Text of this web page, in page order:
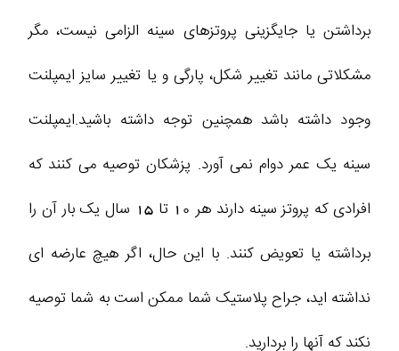
برداشتن یا جایگزینی پروتزهای سینه الزامی نیست، مگر
مشکلاتی مانند تغییر شکل، پارگی و یا تغییر سایز ایمپلنت
وجود داشته باشد همچنین توجه داشته باشید.ایمپلنت
سینه یک عمر دوام نمی آورد. پزشکان توصیه می کنند که
افرادی که پروتز سینه دارند هر 10 تا 15 سال یک بار آن را
برداشته یا تعویض کنند. با این حال، اگر هیچ عارضه ای
نداشته اید، جراح پلاستیک شما ممکن است به شما توصیه
نکند که آنها را بردارید.